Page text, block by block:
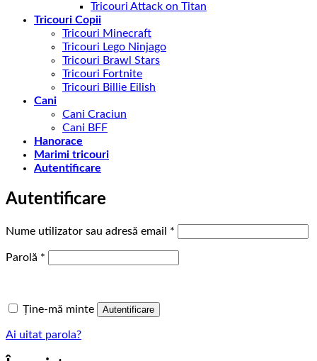
Tricouri Attack on Titan
Tricouri Copii
Tricouri Minecraft
Tricouri Lego Ninjago
Tricouri Brawl Stars
Tricouri Fortnite
Tricouri Billie Eilish
Cani
Cani Craciun
Cani BFF
Hanorace
Marimi tricouri
Autentificare
Autentificare
Nume utilizator sau adresă email *
Parolă *
Ține-mă minte Autentificare
Ai uitat parola?